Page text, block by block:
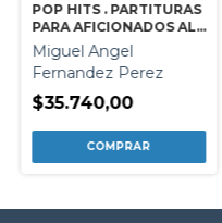
POP HITS . PARTITURAS
PARA AFICIONADOS AL
PIANO
Miguel Angel
Fernandez Perez
$35.740,00